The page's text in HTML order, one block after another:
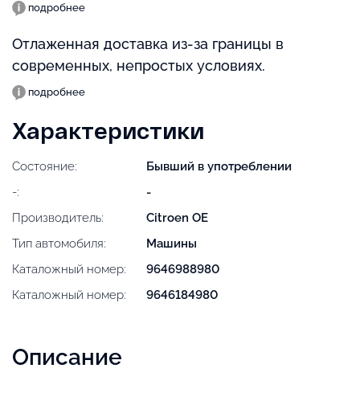
подробнее
Отлаженная доставка из-за границы в
современных, непростых условиях.
подробнее
Характеристики
Состояние:
Бывший в употреблении
-:
-
Производитель:
Citroen OE
Тип автомобиля:
Машины
Каталожный номер:
9646988980
Каталожный номер:
9646184980
Описание